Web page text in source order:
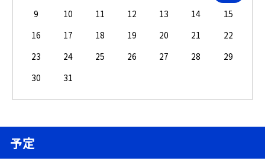
9
10 11 12 13 14
15
16
17 18 19 20 21
22
23
24 25 26 27 28
29
30
31
予定